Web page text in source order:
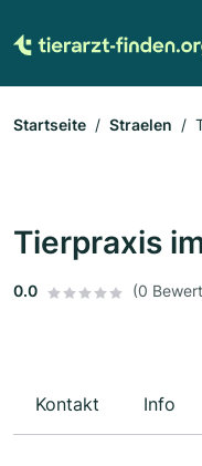
Startseite Straelen
Tierpraxis
0.0 (0
Kontakt Info